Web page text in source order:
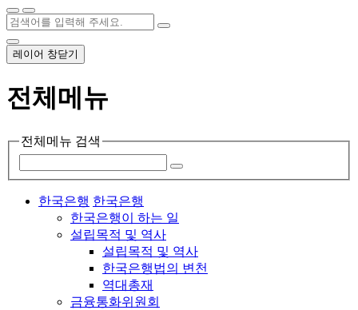
레이어 창닫기
전체메뉴
전체메뉴 검색
한국은행 한국은행
한국은행이 하는 일
설립목적 및 역사
설립목적 및 역사
한국은행법의 변천
역대총재
금융통화위원회